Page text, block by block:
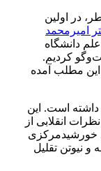
در اولین
امیر‌محمد
دانشگاه
کردیم.
مطلب آمده
داشته است. این
انقلابی از
خورشید‌مرکزی
و نیوتن تقلیل